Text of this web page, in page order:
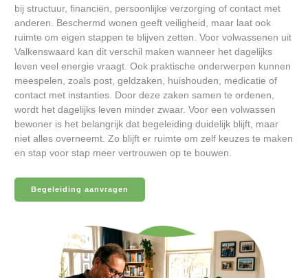
bij structuur, financiën, persoonlijke verzorging of contact met
anderen. Beschermd wonen geeft veiligheid, maar laat ook
ruimte om eigen stappen te blijven zetten. Voor volwassenen uit
Valkenswaard kan dit verschil maken wanneer het dagelijks
leven veel energie vraagt. Ook praktische onderwerpen kunnen
meespelen, zoals post, geldzaken, huishouden, medicatie of
contact met instanties. Door deze zaken samen te ordenen,
wordt het dagelijks leven minder zwaar. Voor een volwassen
bewoner is het belangrijk dat begeleiding duidelijk blijft, maar
niet alles overneemt. Zo blijft er ruimte om zelf keuzes te maken
en stap voor stap meer vertrouwen op te bouwen.
Begeleiding aanvragen